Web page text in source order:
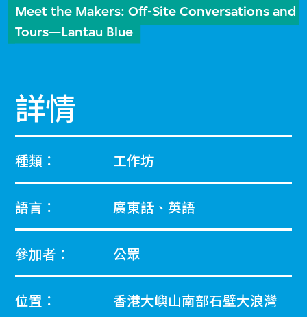
Meet the Makers: Off-Site Conversations and
Tours—Lantau Blue
詳情
種類： 工作坊
語言： 廣東話、英語
參加者： 公眾
位置：
香港大嶼山南部石壁大浪灣